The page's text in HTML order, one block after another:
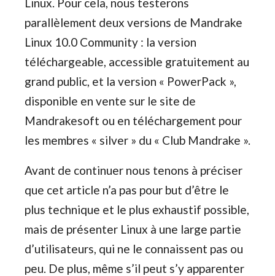
parallèlement deux versions de Mandrake
Linux 10.0 Community : la version
téléchargeable, accessible gratuitement au
grand public, et la version « PowerPack »,
disponible en vente sur le site de
Mandrakesoft ou en téléchargement pour
les membres « silver » du « Club Mandrake ».
Avant de continuer nous tenons à préciser
que cet article n’a pas pour but d’être le
plus technique et le plus exhaustif possible,
mais de présenter Linux à une large partie
d’utilisateurs, qui ne le connaissent pas ou
peu. De plus, même s’il peut s’y apparenter